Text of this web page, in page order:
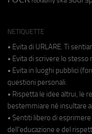
NETIQUETTE
• Evita di URLARE. Ti
• Evita di scrivere lo
• Evita in luoghi pubblici
questioni personali.
• Rispetta le idee altrui, le
bestemmiare né insultare
• Sentiti libero di
dell'educazione e del